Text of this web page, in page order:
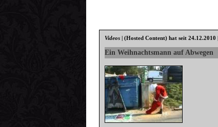
Videos |(Hosted Content) hat seit 24.12.2010
Ein Weihnachtsmann auf Abwegen